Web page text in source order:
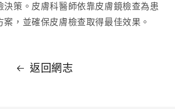
決策。皮膚科醫師依靠皮膚鏡檢查為患
，並確保皮膚檢查取得最佳效果。
返回網志